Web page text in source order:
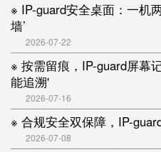
※ IP-guard安全桌面：一机
墙’
2026-07-22
※ 按需留痕，IP-guard屏幕
能追溯'
2026-07-16
※ 合规安全双保障，IP-
2026-07-08